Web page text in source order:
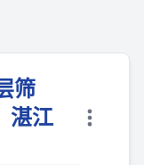
筛
湛江